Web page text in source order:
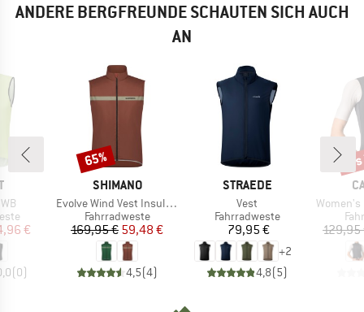
ANDERE BERGFREUNDE SCHAUTEN SICH AUCH
AN
Preis
€
(0)
MARKE
SHIMANO
Artikel
Evolve Wind Vest Insulated
Produktgruppe
Fahrradweste
Preis
169,95 €reduzierter Preis
59,48 €
4,5(4)
Rabatt
65%
MARKE
STRAEDE
Artikel
Vest
Produktgruppe
Fahrradweste
Preis
79,95 €
+2
4,8(5)
Artikel
Women's
129,95